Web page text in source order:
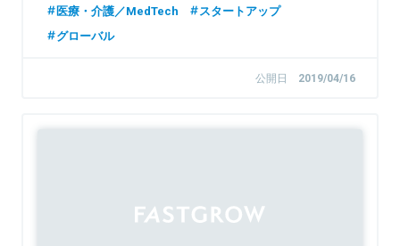
医療・介護／MedTech
スタートアップ
グローバル
公開日 2019/04/16